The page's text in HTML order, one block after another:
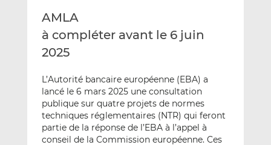
nk
AMLA
à compléter avant le 6 juin
2025
L’Autorité bancaire européenne (EBA) a
lancé le 6 mars 2025 une consultation
publique sur quatre projets de normes
techniques réglementaires (NTR) qui feront
partie de la réponse de l’EBA à l’appel à
conseil de la Commission européenne. Ces